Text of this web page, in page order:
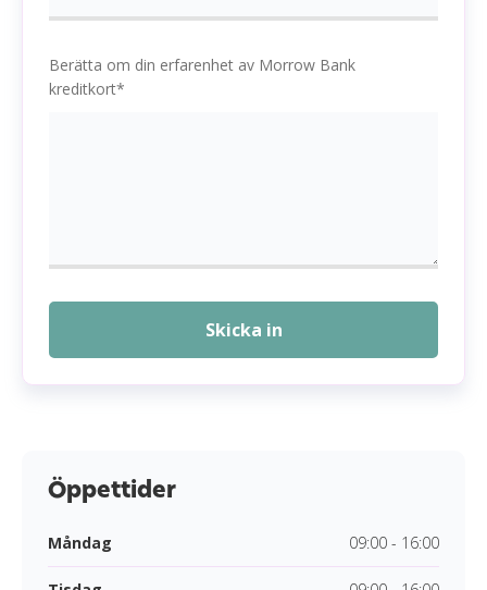
Berätta om din erfarenhet av Morrow Bank
kreditkort*
Skicka in
Öppettider
Måndag 09:00 - 16:00